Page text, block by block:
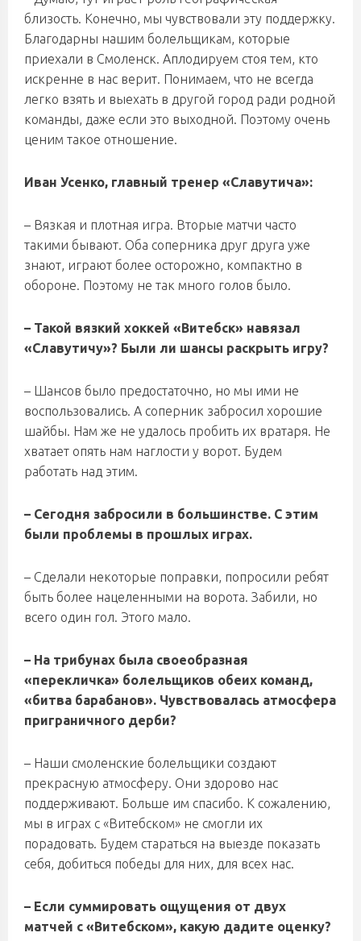
близость. Конечно, мы чувствовали эту поддержку.
Благодарны нашим болельщикам, которые
приехали в Смоленск. Аплодируем стоя тем, кто
искренне в нас верит. Понимаем, что не всегда
легко взять и выехать в другой город ради родной
команды, даже если это выходной. Поэтому очень
ценим такое отношение.
Иван Усенко, главный тренер «Славутича»:
– Вязкая и плотная игра. Вторые матчи часто
такими бывают. Оба соперника друг друга уже
знают, играют более осторожно, компактно в
обороне. Поэтому не так много голов было.
– Такой вязкий хоккей «Витебск» навязал
«Славутичу»? Были ли шансы раскрыть игру?
– Шансов было предостаточно, но мы ими не
воспользовались. А соперник забросил хорошие
шайбы. Нам же не удалось пробить их вратаря. Не
хватает опять нам наглости у ворот. Будем
работать над этим.
– Сегодня забросили в большинстве. С этим
были проблемы в прошлых играх.
– Сделали некоторые поправки, попросили ребят
быть более нацеленными на ворота. Забили, но
всего один гол. Этого мало.
– На трибунах была своеобразная
«перекличка» болельщиков обеих команд,
«битва барабанов». Чувствовалась атмосфера
приграничного дерби?
– Наши смоленские болельщики создают
прекрасную атмосферу. Они здорово нас
поддерживают. Больше им спасибо. К сожалению,
мы в играх с «Витебском» не смогли их
порадовать. Будем стараться на выезде показать
себя, добиться победы для них, для всех нас.
– Если суммировать ощущения от двух
матчей с «Витебском», какую дадите оценку?